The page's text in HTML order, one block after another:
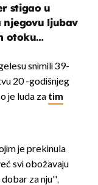
stigao u
njegovu ljubav
otoku
snimili 39-
20 -godišnjeg
je luda za tim
je prekinula
svi obožavaju
dobar za nju'',